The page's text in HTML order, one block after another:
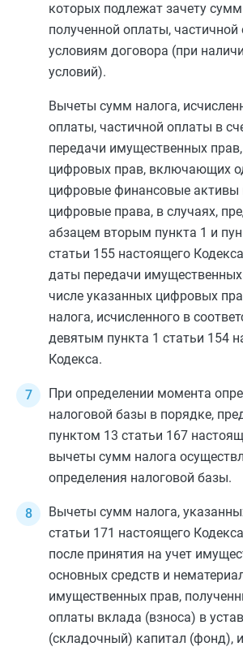
которых подлежат зачету
полученной оплаты,
условиям договора (при
условий).
Вычеты сумм налога,
оплаты, частичной оплаты в
передачи имущественных
цифровых прав, включающих
цифровые финансовые активы
цифровые права, в случаях,
абзацем вторым пункта 1 и
статьи 155 настоящего
даты передачи
числе указанных цифровых
налога, исчисленного в
девятым пункта 1 статьи 154
Кодекса.
При определении момента
налоговой базы в порядке,
пунктом 13 статьи 167
вычеты сумм налога
определения налоговой базы.
Вычеты сумм налога,
статьи 171 настоящего
после принятия на учет
основных средств и
имущественных прав,
оплаты вклада (взноса) в
(складочный) капитал (фонд),